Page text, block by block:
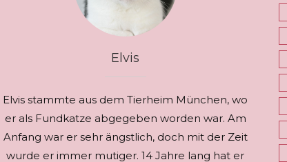
Elvis
Elvis stammte aus dem Tierheim München, wo
er als Fundkatze abgegeben worden war. Am
Anfang war er sehr ängstlich, doch mit der Zeit
wurde er immer mutiger. 14 Jahre lang hat er